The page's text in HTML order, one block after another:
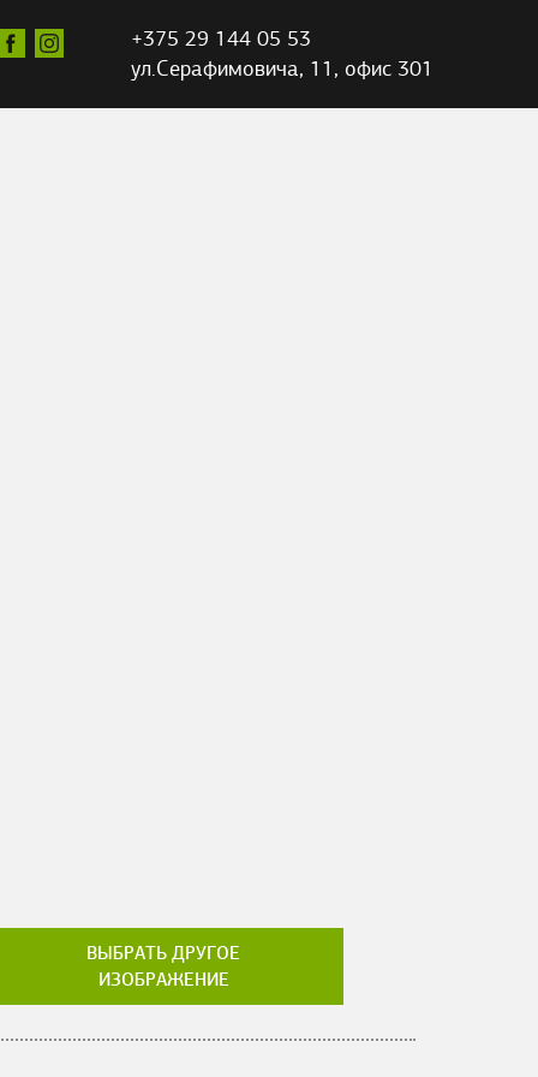
+375 29 144 05 53
ул.Серафимовича, 11, офис 301
ВЫБРАТЬ ДРУГОЕ
ИЗОБРАЖЕНИЕ